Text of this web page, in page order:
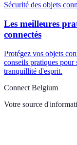
Sécurité des objets
Les meilleures
connectés
Protégez vos objets
conseils pratiques pour
tranquillité d'esprit.
Connect Belgium
Votre source